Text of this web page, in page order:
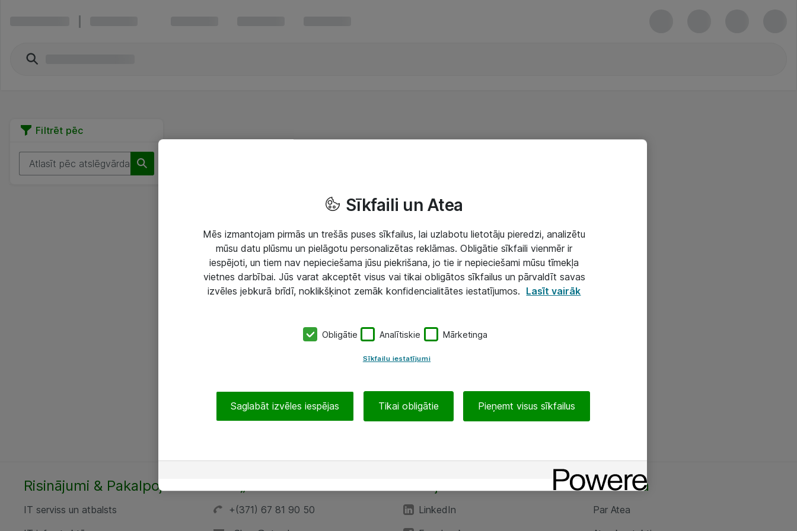
Filtrēt pēc
Risinājumi & Pakalpojumi
IT serviss un atbalsts
+(371) 67 81 90 50
LinkedIn
Par Atea
Par Atea
Sīkfaili un Atea
Mēs izmantojam pirmās un trešās puses sīkfailus, lai uzlabotu lietotāju pieredzi, analizētu
mūsu datu plūsmu un pielāgotu personalizētas reklāmas. Obligātie sīkfaili vienmēr ir
iespējoti, un tiem nav nepieciešama jūsu piekrišana, jo tie ir nepieciešami mūsu tīmekļa
vietnes darbībai. Jūs varat akceptēt visus vai tikai obligātos sīkfailus un pārvaldīt savas
izvēles jebkurā brīdī, noklikšķinot zemāk konfidencialitātes iestatījumos. Lasīt vairāk
Obligātie Analītiskie Mārketinga
Sīkfailu iestatījumi
Saglabāt izvēles iespējas Tikai obligātie Pieņemt visus sīkfailus